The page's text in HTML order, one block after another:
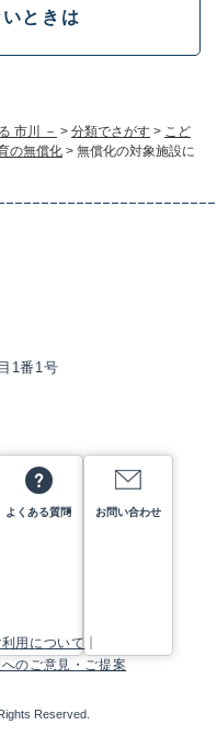
市川 － > 分類でさがす > こど
の無償化 > 無償化の対象施設に
ときは
1番1号
よくある質問 お問い合わせ
用について
のご意見・ご提案
Reserved.